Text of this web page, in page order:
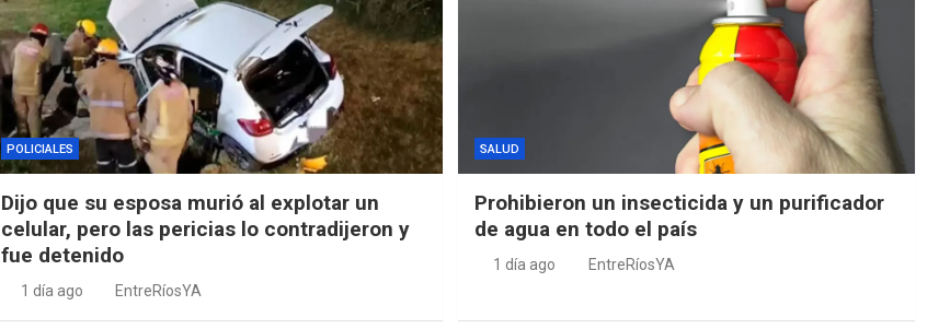
POLICIALES
Dijo que su esposa murió al explotar un
celular, pero las pericias lo contradijeron y
fue detenido
1 día ago EntreRíosYA
SALUD
Prohibieron un insecticida y un purificador
de agua en todo el país
1 día ago EntreRíosYA